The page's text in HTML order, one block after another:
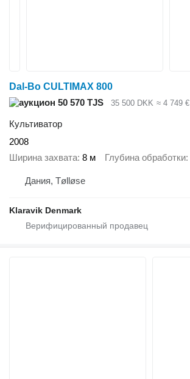
Dal-Bo CULTIMAX 800
50 570 TJS
35 500 DKK ≈ 4 749 €
Культиватор
2008
Ширина захвата 8 м Глубина обработки
Дания, Tølløse
Klaravik Denmark